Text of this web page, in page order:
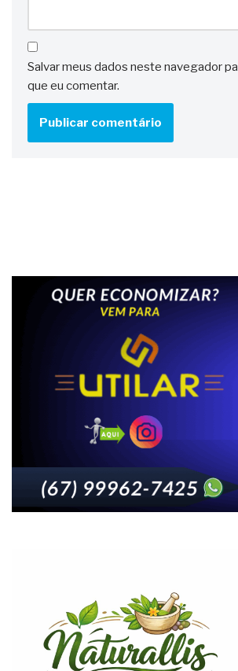
Salvar meus dados neste navegador
que eu comentar.